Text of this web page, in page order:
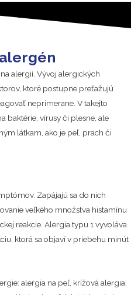
alergií. Vývoj alergických
ktoré postupne preťažujú
neprimerane. V takejto
baktérie, vírusy či plesne, ale
látkam, ako je peľ, prach či
Zapájajú sa do nich
veľkého množstva histamínu
reakcie. Alergia typu 1 vyvoláva
ktorá sa objaví v priebehu minút
alergia na peľ, krížová alergia,